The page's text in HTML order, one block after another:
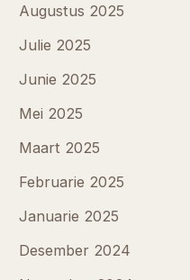
Augustus 2025
Julie 2025
Junie 2025
Mei 2025
Maart 2025
Februarie 2025
Januarie 2025
Desember 2024